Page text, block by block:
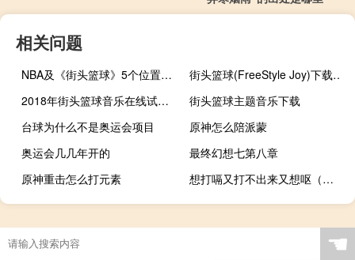
相关问题
NBA及《街头篮球》5个位置的详细介绍
街头篮球(FreeStyle Joy)下载(电脑、安卓和IOS所有版本)
2018年街头篮球音乐在线试听及下载
街头篮球主题音乐下载
台球为什么不是奥运会项目
原神怎么陪派蒙
奥运会几几年开的
最终幻想七第八章
原神重击怎么打元素
想打嗝又打不出来又想呕（想打嗝又打不出来怎么办）
金牌是金子做的吗
故里cf跟关分寸CF
诛仙手游的几个版本
有什么看篮球的app ☚